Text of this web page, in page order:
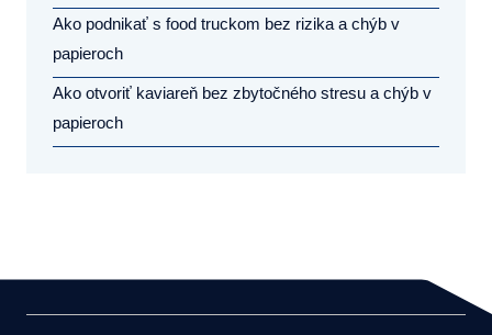
Ako podnikať s food truckom bez rizika a chýb v
papieroch
Ako otvoriť kaviareň bez zbytočného stresu a chýb v
papieroch